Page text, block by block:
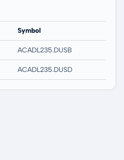
Symbol
ACADL235.DUSB
ACADL235.DUSD